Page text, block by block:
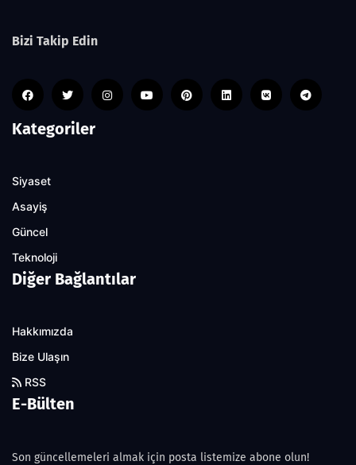
Bizi Takip Edin
Kategoriler
Siyaset
Asayiş
Güncel
Teknoloji
Diğer Bağlantılar
Hakkımızda
Bize Ulaşın
RSS
E-Bülten
Son güncellemeleri almak için posta listemize abone olun!